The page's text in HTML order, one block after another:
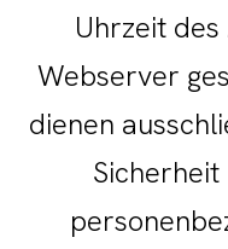
Uhrzeit
Webserver
dienen